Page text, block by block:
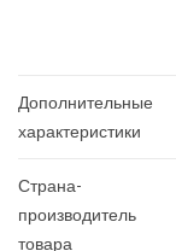
Дополнительные
характеристики
Страна-
производитель
товара